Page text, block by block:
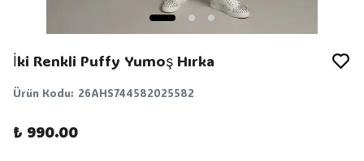
İki Renkli Puffy Yumoş Hırka
Ürün Kodu: 26AHS744582025582
₺ 990.00